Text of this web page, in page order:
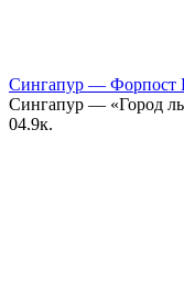
Сингапур — Форпост
Сингапур — «Город
04.9к.